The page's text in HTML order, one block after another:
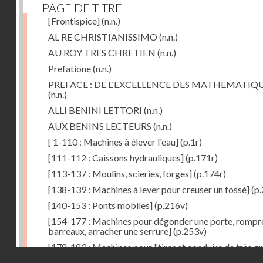
PAGE DE TITRE
[Frontispice](n.n.)
AL RE CHRISTIANISSIMO (n.n.)
AU ROY TRES CHRETIEN (n.n.)
Prefatione(n.n.)
PREFACE : DE L'EXCELLENCE DES
(n.n.)
ALLI BENINI LETTORI (n.n.)
AUX BENINS LECTEURS (n.n.)
[ 1-110 : Machines à élever l'eau](p.1r)
[111-112 : Caissons hydrauliques](p.171r)
[113-137 : Moulins, scieries, forges](p.174r)
[138-139 : Machines à lever pour creuser un fossé]
[140-153 : Ponts mobiles](p.216v)
[154-177 : Machines pour dégonder une porte,
barreaux, arracher une serrure](p.253v)
[178-183 : Machines pour "tirer et conduire de très